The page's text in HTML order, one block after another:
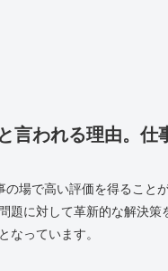
言われる理由。仕
場で高い評価を得ること
に対して革新的な解決策
なっています。